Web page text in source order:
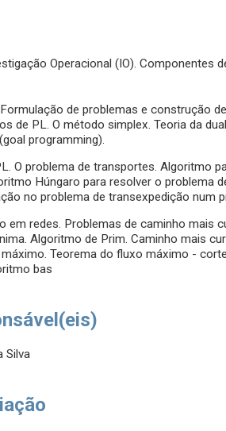
Operacional (IO). Componentes
de problemas e construção
de PL. O método simplex. Teoria da
programming).
O problema de transportes. Algoritmo
Húngaro para resolver o problema
no problema de transexpedição num
em redes. Problemas de caminho mais
Algoritmo de Prim. Caminho mais
Teorema do fluxo máximo -
bas
Silva